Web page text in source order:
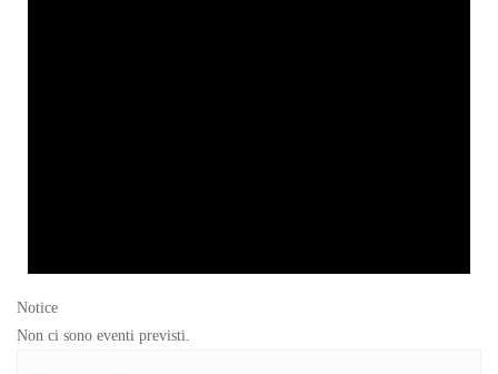
Notice
Non ci sono eventi previsti.